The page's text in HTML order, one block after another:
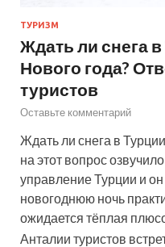
ТУРИЗМ
Ждать ли снега
Нового года?
туристов
Оставьте комментарий
Ждать ли снега в
на этот вопрос
управление Турции и он
новогоднюю ночь
ожидается тёплая
Анталии туристов